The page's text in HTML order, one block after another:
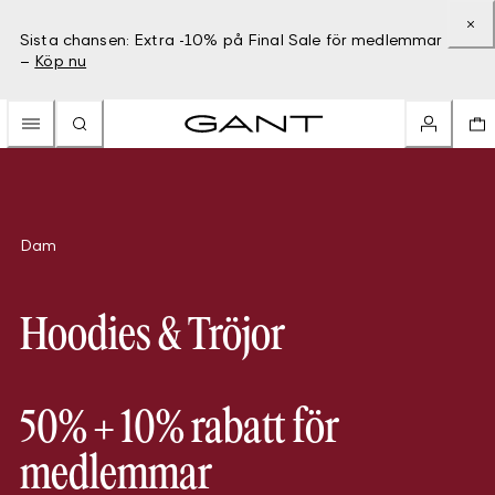
Sista chansen: Extra -10% på Final Sale för medlemmar
– Köp nu
Dam
Hoodies & Tröjor
50% + 10% rabatt för
medlemmar